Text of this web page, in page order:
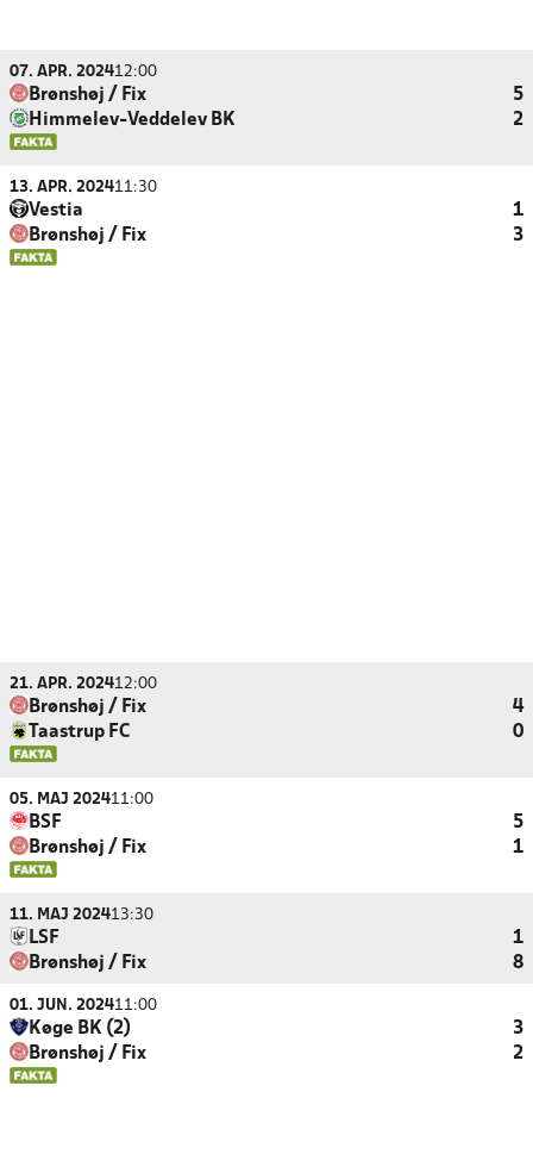
07. APR. 202412:00
Brønshøj / Fix
5
Himmelev-Veddelev BK
2
13. APR. 202411:30
Vestia
1
Brønshøj / Fix
3
21. APR. 202412:00
Brønshøj / Fix
4
Taastrup FC
0
05. MAJ 202411:00
BSF
5
Brønshøj / Fix
1
11. MAJ 202413:30
LSF
1
Brønshøj / Fix
8
01. JUN. 202411:00
Køge BK (2)
3
Brønshøj / Fix
2